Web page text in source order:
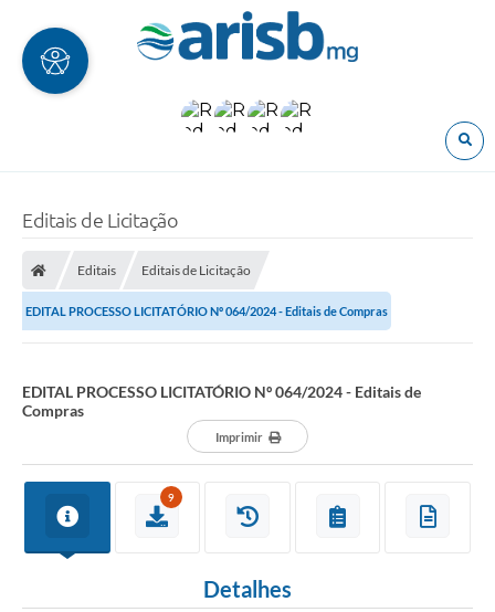
Editais de Licitação
Editais Editais de Licitação
EDITAL PROCESSO LICITATÓRIO Nº 064/2024 - Editais de Compras
EDITAL PROCESSO LICITATÓRIO Nº 064/2024 - Editais de
Compras
Imprimir
9
Detalhes